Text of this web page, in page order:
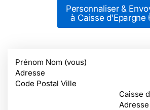
Personnaliser &
à Caisse d'Epargne
Prénom Nom (vous)
Adresse
Code Postal Ville
Caisse
Adresse